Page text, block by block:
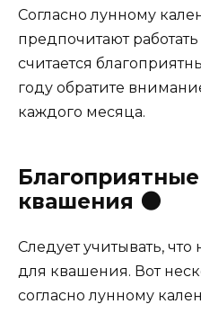
Согласно лунному
предпочитают
считается
году обратите
каждого месяца.
квашения 🌑
Следует учитывать,
для квашения. Вот
согласно лунному